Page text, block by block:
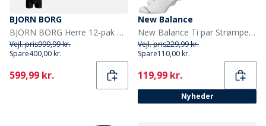
BJORN BORG
BJORN BORG Herre 12-pak Bomuld Stretch Boxers Multipack 1
Vejl. pris999,99 kr.
Spare400,00 kr.
Current
599,99 kr.
New Balance
New Balance Ti par Strømper med Polstring Hvid Crew
Vejl. pris229,99 kr.
Spare110,00 kr.
Current
119,99 kr.
Nyheder